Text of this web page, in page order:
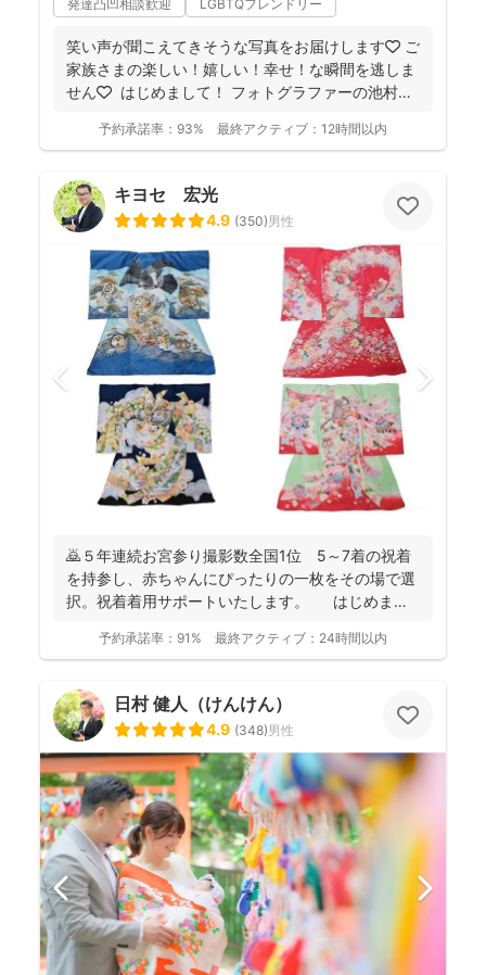
発達凸凹相談歓迎 LGBTQフレンドリー
笑い声が聞こえてきそうな写真をお届けします🧡 ご
家族さまの楽しい！嬉しい！幸せ！な瞬間を逃しま
せん🧡 ⁡ はじめまして！ フォトグラファーの池村
予約承諾率： 93% 最終アクティブ： 12時間以内
キヨセ 宏光
4.9 (350)男性
🙇５年連続お宮参り撮影数全国1位 5～7着の祝着
を持参し、赤ちゃんにぴったりの一枚をその場で選
択。祝着着用サポートいたします。 はじめまし
予約承諾率： 91% 最終アクティブ： 24時間以内
日村 健人（けんけん）
4.9 (348)男性